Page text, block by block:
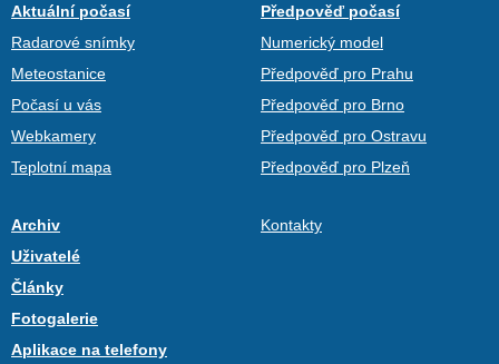
Aktuální počasí
Radarové snímky
Meteostanice
Počasí u vás
Webkamery
Teplotní mapa
Předpověď počasí
Numerický model
Předpověď pro Prahu
Předpověď pro Brno
Předpověď pro Ostravu
Předpověď pro Plzeň
Archiv
Uživatelé
Články
Fotogalerie
Aplikace na telefony
Kontakty